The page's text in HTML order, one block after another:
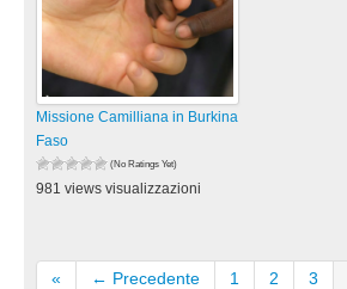
Missione Camilliana in Burkina
Faso
(No Ratings Yet)
981 views visualizzazioni
« ← Precedente 1 2 3